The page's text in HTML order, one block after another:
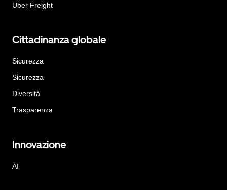
Uber Freight
Cittadinanza globale
Sicurezza
Sicurezza
Diversità
Trasparenza
Innovazione
AI